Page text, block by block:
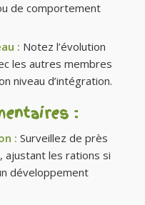
de comportement
: Notez l’évolution
les autres membres
niveau d’intégration.
:
: Surveillez de près
ajustant les rations si
développement